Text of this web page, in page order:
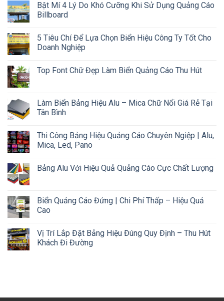
Bật Mí 4 Lý Do Khó Cưỡng Khi Sử Dụng Quảng Cáo
Billboard
5 Tiêu Chí Để Lựa Chọn Biển Hiệu Công Ty Tốt Cho
Doanh Nghiệp
Top Font Chữ Đẹp Làm Biển Quảng Cáo Thu Hút
Làm Biển Bảng Hiệu Alu – Mica Chữ Nổi Giá Rẻ Tại
Tân Bình
Thi Công Bảng Hiệu Quảng Cáo Chuyên Ngiệp | Alu,
Mica, Led, Pano
Bảng Alu Với Hiệu Quả Quảng Cáo Cực Chất Lượng
Biển Quảng Cáo Đứng | Chi Phí Thấp – Hiệu Quả
Cao
Vị Trí Lắp Đặt Bảng Hiệu Đúng Quy Định – Thu Hút
Khách Đi Đường